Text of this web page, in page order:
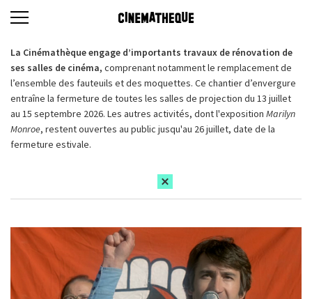
La Cinémathèque engage d’importants travaux de rénovation de
ses salles de cinéma, comprenant notamment le remplacement de
l’ensemble des fauteuils et des moquettes. Ce chantier d’envergure
entraîne la fermeture de toutes les salles de projection du 13 juillet
au 15 septembre 2026. Les autres activités, dont l'exposition Marilyn
Monroe, restent ouvertes au public jusqu'au 26 juillet, date de la
fermeture estivale.